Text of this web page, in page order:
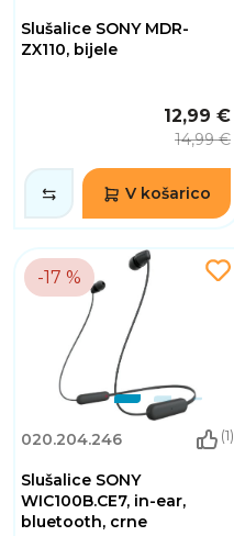
Slušalice SONY MDR-
ZX110, bijele
12,99 €
14,99 €
V košarico
-17 %
020.204.246 (1)
Slušalice SONY
WIC100B.CE7, in-ear,
bluetooth, crne